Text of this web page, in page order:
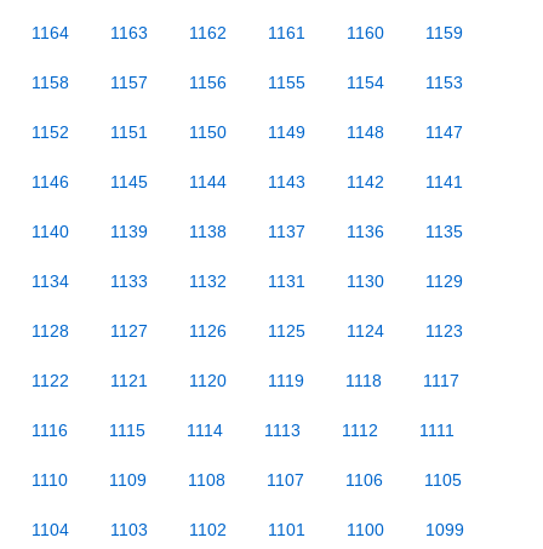
1164 1163 1162 1161 1160 1159
1158 1157 1156 1155 1154 1153
1152 1151 1150 1149 1148 1147
1146 1145 1144 1143 1142 1141
1140 1139 1138 1137 1136 1135
1134 1133 1132 1131 1130 1129
1128 1127 1126 1125 1124 1123
1122 1121 1120 1119 1118 1117
1116 1115 1114 1113 1112 1111
1110 1109 1108 1107 1106 1105
1104 1103 1102 1101 1100 1099